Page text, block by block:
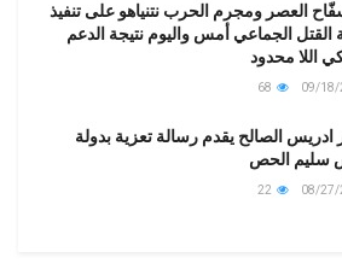
العصر ومجرم الحرب نتنياهو على تنفيذ
القتل الجماعي أمس واليوم نتيجة الدعم
اللا محدود
ادريس الصالح يقدم رسالة تعزية بدولة
سليم الحص